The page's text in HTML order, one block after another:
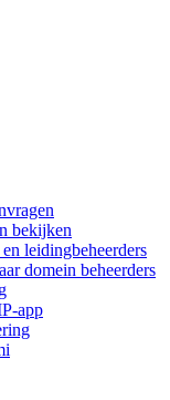
bekijken
leidingbeheerders
domein beheerders
app